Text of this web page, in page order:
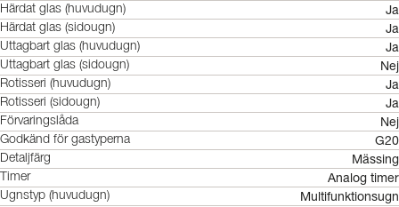
Härdat glas (huvudugn) Ja
Härdat glas (sidougn) Ja
Uttagbart glas (huvudugn) Ja
Uttagbart glas (sidougn) Nej
Rotisseri (huvudugn) Ja
Rotisseri (sidougn) Ja
Förvaringslåda Nej
Godkänd för gastyperna G20
Detaljfärg Mässing
Timer Analog timer
Ugnstyp (huvudugn) Multifunktionsugn